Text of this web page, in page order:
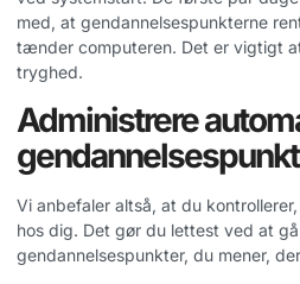
med, at gendannelsespunkterne
tænder computeren. Det er vigtigt
tryghed.
Administrere
Vi anbefaler altså, at du
hos dig. Det gør du lettest ved at
gendannelsespunkter, du mener,